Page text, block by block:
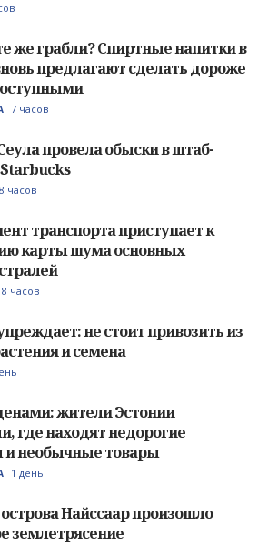
же грабли? Спиртные напитки в
предлагают сделать дороже
7 часов
провела обыски в штаб-
8 часов
транспорта приступает к
карты шума основных
8 часов
не стоит привозить из
и семена
жители Эстонии
где находят недорогие
и необычные товары
1 день
Найссаар произошло
землетрясение